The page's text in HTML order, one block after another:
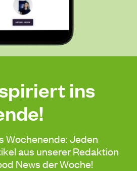
ins
Wochenende: Jeden
aus unserer Redaktion
News der Woche!